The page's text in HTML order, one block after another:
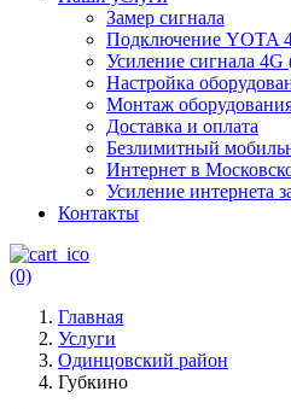
Замер сигнала
Подключение YOTA
Усиление сигнала 4G
Настройка
Монтаж
Доставка и оплата
Безлимитный
Интернет в
Усиление интернета
Контакты
(0)
Главная
Услуги
Одинцовский район
Губкино